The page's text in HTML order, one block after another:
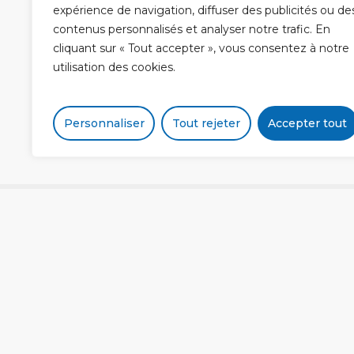
expérience de navigation, diffuser des publicités ou
contenus personnalisés et analyser notre trafic. En
cliquant sur « Tout accepter », vous consentez à notre
utilisation des cookies.
Personnaliser Tout rejeter Accepter tout